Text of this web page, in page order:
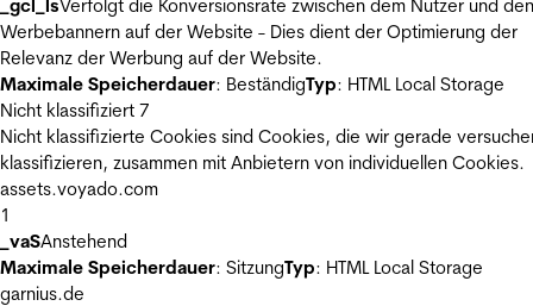
_gcl_lsVerfolgt die Konversionsrate zwischen dem Nutzer und den
Werbebannern auf der Website - Dies dient der Optimierung der
Relevanz der Werbung auf der Website.
Maximale Speicherdauer: BeständigTyp: HTML Local Storage
Nicht klassifiziert 7
Nicht klassifizierte Cookies sind Cookies, die wir gerade
klassifizieren, zusammen mit Anbietern von individuellen Cookies.
assets.voyado.com
1
_vaSAnstehend
Maximale Speicherdauer: SitzungTyp: HTML Local Storage
garnius.de